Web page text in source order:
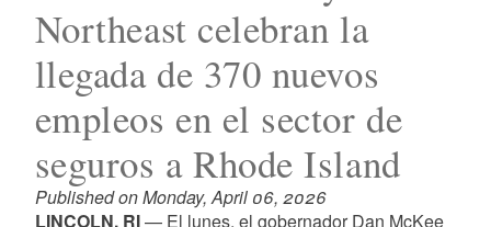
Northeast celebran la
llegada de 370 nuevos
empleos en el sector de
seguros a Rhode Island
Published on Monday, April 06, 2026
LINCOLN, RI— El lunes, el gobernador Dan McKee